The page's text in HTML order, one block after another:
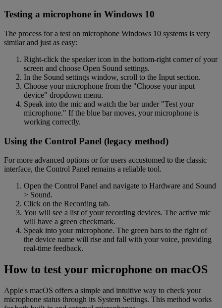
Testing a microphone in Windows 10
The process for a test on microphone Windows 10 systems is very
similar and just as easy:
Right-click the speaker icon in the bottom-right corner of your
screen and choose Open Sound settings.
In the Sound settings window, scroll to the Input section.
Choose your microphone from the "Choose your input
device" dropdown menu.
Speak into the mic and watch the bar under "Test your
microphone." If the blue bar moves, your microphone is
working correctly.
Using the Control Panel (legacy method)
For more advanced options or for users accustomed to the classic
interface, the Control Panel remains a reliable tool.
Open the Control Panel and navigate to Hardware and Sound
> Sound.
Click on the Recording tab.
You will see a list of your recording devices. The active mic
will have a green checkmark.
Speak into your microphone. The green bars to the right of
the device name will rise and fall with your voice, providing
real-time feedback.
How to test your microphone on macOS
Apple's macOS offers a simple and intuitive way to check your
microphone status through its System Settings. This method works